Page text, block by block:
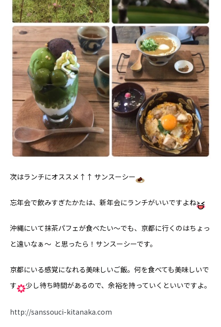
次はランチにオススメ↑↑ サンスーシー
忘年会で飲みすぎたかたは、新年会にランチがいいですよね
沖縄にいて抹茶パフェが食べたい〜でも、京都に行くのはちょっ
と遠いなぁ〜 と思ったら！サンスーシーです。
京都にいる感覚になれる美味しいご飯。何を食べても美味しいで
す
少し待ち時間があるので、余裕を持っていくといいですよ。
http://sanssouci-kitanaka.com